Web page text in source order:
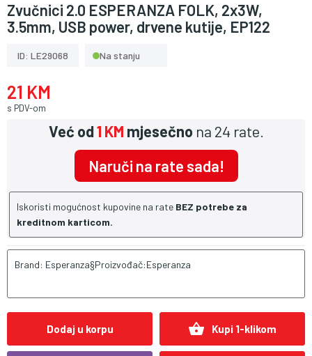
Zvučnici 2.0 ESPERANZA FOLK, 2x3W,
3.5mm, USB power, drvene kutije, EP122
ID: LE29068 Na stanju
21 KM
s PDV-om
Već od1 KM mjesečno na 24 rate.
Naruči na rate sada!
Iskoristi mogućnost kupovine na rate BEZ potrebe za
kreditnom karticom.
Brand: Esperanza§Proizvođač:Esperanza
Dodaj u korpu shopping_basket Kupi 1-klikom